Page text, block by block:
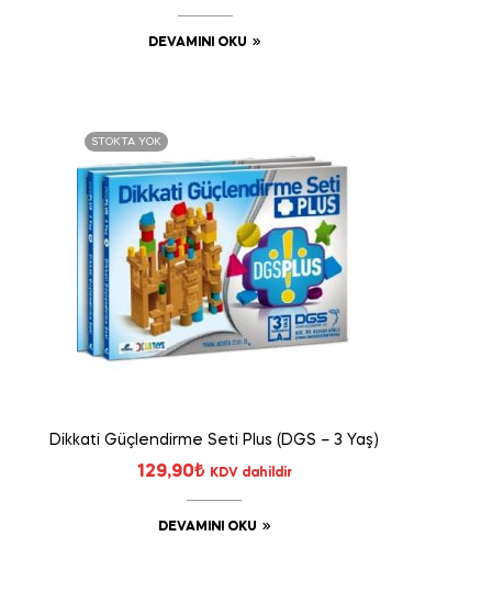
DEVAMINI OKU
STOKTA YOK
Dikkati Güçlendirme Seti Plus (DGS – 3 Yaş)
129,90₺ KDV dahildir
DEVAMINI OKU